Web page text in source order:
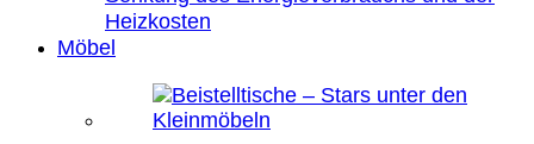
Heizkosten
Möbel